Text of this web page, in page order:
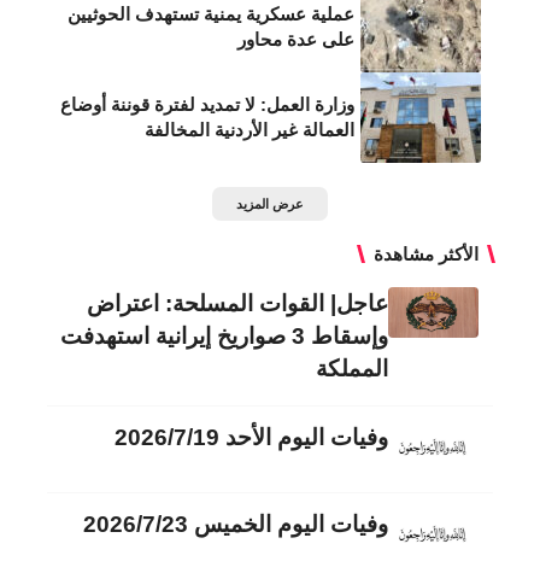
عملية عسكرية يمنية تستهدف الحوثيين
على عدة محاور
وزارة العمل: لا تمديد لفترة قوننة أوضاع
العمالة غير الأردنية المخالفة
عرض المزيد
الأكثر مشاهدة
عاجل| القوات المسلحة: اعتراض
وإسقاط 3 صواريخ إيرانية استهدفت
المملكة
وفيات اليوم الأحد 2026/7/19
وفيات اليوم الخميس 2026/7/23